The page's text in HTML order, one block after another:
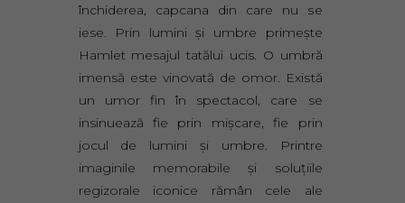
închiderea, capcana din care nu se
iese. Prin lumini şi umbre primeşte
Hamlet mesajul tatălui ucis. O umbră
imensă este vinovată de omor. Există
un umor fin în spectacol, care se
insinuează fie prin mişcare, fie prin
jocul de lumini şi umbre. Printre
imaginile memorabile şi soluţiile
regizorale iconice rămân cele ale